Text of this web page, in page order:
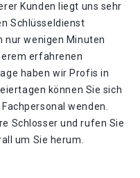
Kunden liegt uns sehr
Schlüsseldienst
nur wenigen Minuten
erfahrenen
haben wir Profis in
können Sie sich
wenden.
Schlosser und rufen Sie
um Sie herum.